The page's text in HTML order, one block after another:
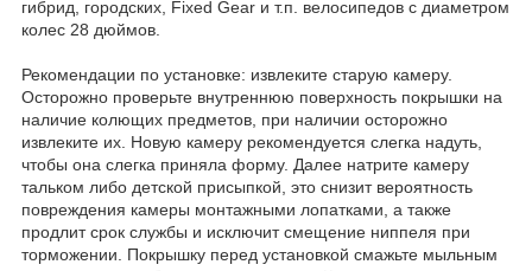
гибрид, городских, Fixed Gear и т.п. велосипедов с диаметром
колес 28 дюймов.
Рекомендации по установке: извлеките старую камеру.
Осторожно проверьте внутреннюю поверхность покрышки на
наличие колющих предметов, при наличии осторожно
извлеките их. Новую камеру рекомендуется слегка надуть,
чтобы она слегка приняла форму. Далее натрите камеру
тальком либо детской присыпкой, это снизит вероятность
повреждения камеры монтажными лопатками, а также
продлит срок службы и исключит смещение ниппеля при
торможении. Покрышку перед установкой смажьте мыльным